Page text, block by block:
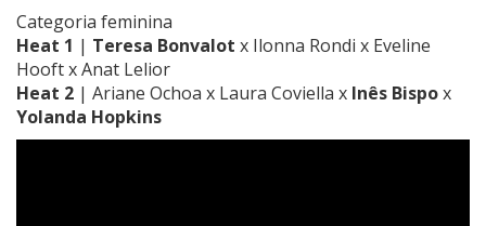
Categoria feminina
Heat 1 | Teresa Bonvalot x Ilonna Rondi x Eveline
Hooft xAnat Lelior
Heat 2 | Ariane Ochoa x Laura Coviella x Inês Bispox
Yolanda Hopkins